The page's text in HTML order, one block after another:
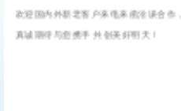
欢迎国内外新老客户来电来函洽谈合作，
真诚期待与您携手 共创美好明天！